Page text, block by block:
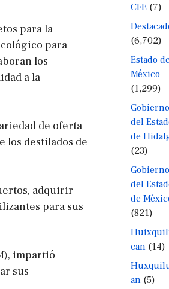
para la
para
los
a la
de oferta
los destilados de
adquirir
para sus
impartió
sus
CFE (7)
(6,702)
Estado de
México
(1,299)
Gobierno
del
de
(23)
Gobierno
del
de
(821)
can (14)
an (5)